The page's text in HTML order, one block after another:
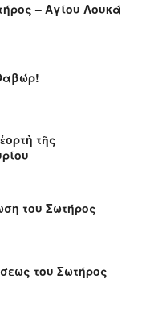
– Αγίου Λουκά
τῆς
του Σωτήρος
του Σωτήρος